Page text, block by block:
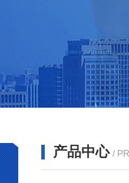
产品中心 /